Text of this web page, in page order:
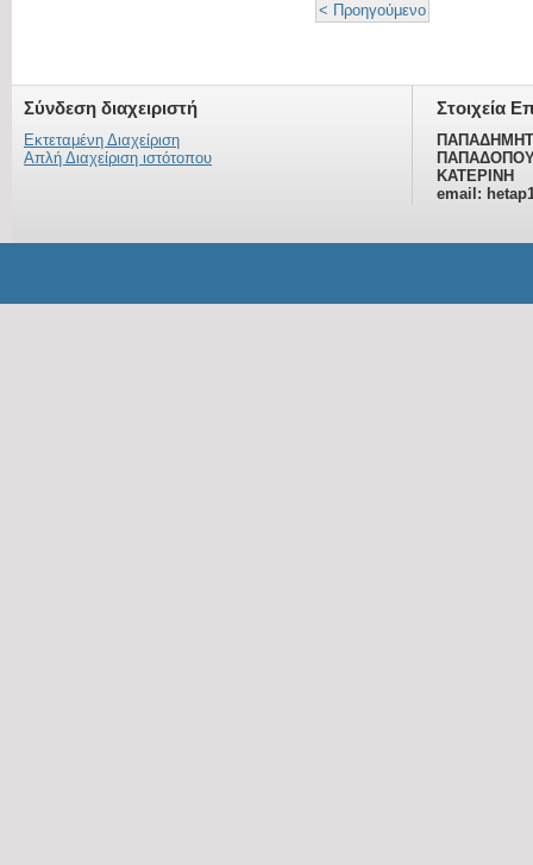
< Προηγούμενο
Σύνδεση διαχειριστή
Εκτεταμένη Διαχείριση
Απλή Διαχείριση ιστότοπου
Στοιχεία
ΚΑΤΕΡΙΝΗ
email: